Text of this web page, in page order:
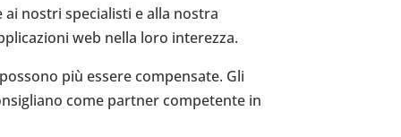
nostri specialisti e alla nostra
web nella loro interezza.
più essere compensate. Gli
come partner competente in